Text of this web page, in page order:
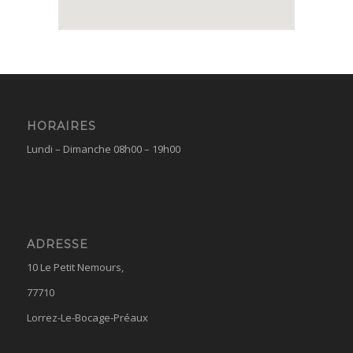
HORAIRES
Lundi – Dimanche 08h00 – 19h00
ADRESSE
10 Le Petit Nemours,
77710
Lorrez-Le-Bocage-Préaux